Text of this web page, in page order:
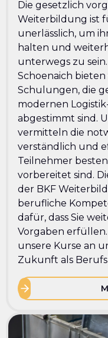
Die gesetzlich
Weiterbildung ist
unerlässlich, um
halten und
unterwegs zu
Schoenaich
Schulungen, die
modernen
abgestimmt sind.
vermitteln die
verständlich und
Teilnehmer
vorbereitet sind.
der BKF
berufliche
dafür, dass Sie
Vorgaben
unsere Kurse an
Zukunft als